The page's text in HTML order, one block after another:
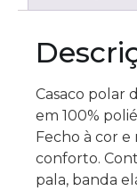
Casaco polar
em 100%
Fecho à cor
conforto.
pala, banda